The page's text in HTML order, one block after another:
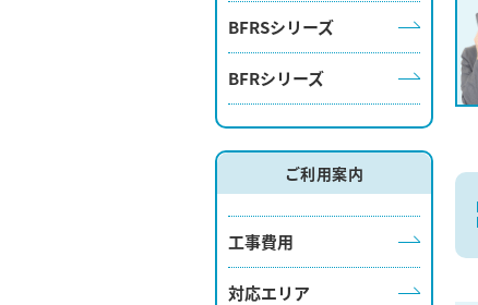
BFRSシリーズ
BFRシリーズ
ご利用案内
工事費用
対応エリア